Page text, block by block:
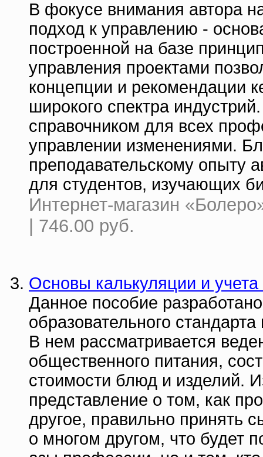
В фокусе внимания автора
подход к управлению -
построенной на базе
управления проектами
концепции и рекомендации
широкого спектра
справочником для всех
управлении изменениями.
преподавательскому опыту
для студентов, изучающих
Интернет-магазин
| 746.00 руб.
Основы калькуляции и
Данное пособие
образовательного
В нем рассматривается
общественного питания,
стоимости блюд и изделий.
представление о том, как
другое, правильно принять
о многом другом, что будет